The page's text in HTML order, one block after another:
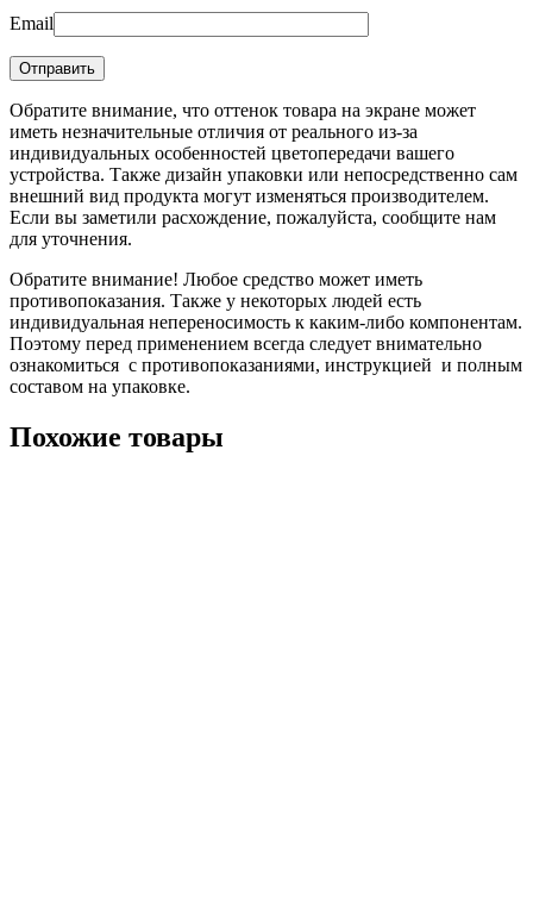
Email
Обратите внимание, что оттенок товара на экране может
иметь незначительные отличия от реального из-за
индивидуальных особенностей цветопередачи вашего
устройства. Также дизайн упаковки или непосредственно сам
внешний вид продукта могут изменяться производителем.
Если вы заметили расхождение, пожалуйста, сообщите нам
для уточнения.
Обратите внимание! Любое средство может иметь
противопоказания. Также у некоторых людей есть
индивидуальная непереносимость к каким-либо компонентам.
Поэтому перед применением всегда следует внимательно
ознакомиться с противопоказаниями, инструкцией и полным
составом на упаковке.
Похожие товары